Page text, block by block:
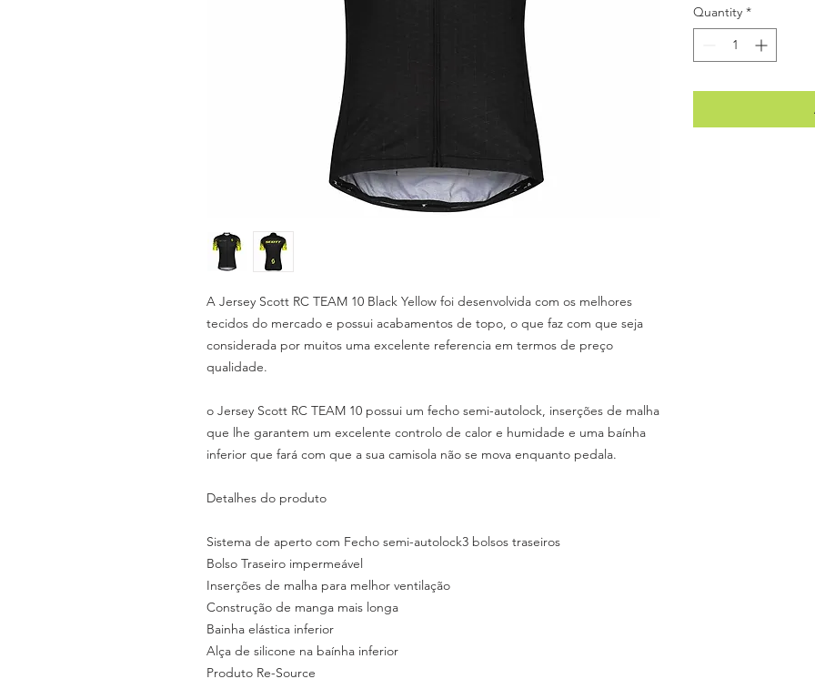
A Jersey Scott RC TEAM 10 Black Yellow foi desenvolvida com os melhores
tecidos do mercado e possui acabamentos de topo, o que faz com que seja
considerada por muitos uma excelente referencia em termos de preço
qualidade.
o Jersey Scott RC TEAM 10 possui um fecho semi-autolock, inserções de malha
que lhe garantem um excelente controlo de calor e humidade e uma baínha
inferior que fará com que a sua camisola não se mova enquanto pedala.
Detalhes do produto
Sistema de aperto com Fecho semi-autolock3 bolsos traseiros
Bolso Traseiro impermeável
Inserções de malha para melhor ventilação
Construção de manga mais longa
Bainha elástica inferior
Alça de silicone na baínha inferior
Produto Re-Source
Quantity *